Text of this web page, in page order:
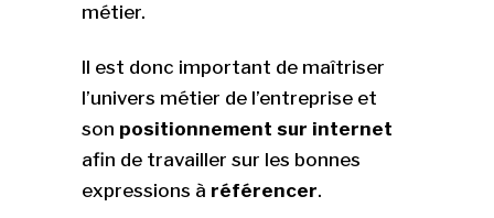
métier.
Il est donc important de maîtriser
l’univers métier de l’entreprise et
son positionnement sur internet
afin de travailler sur les bonnes
expressions à référencer.